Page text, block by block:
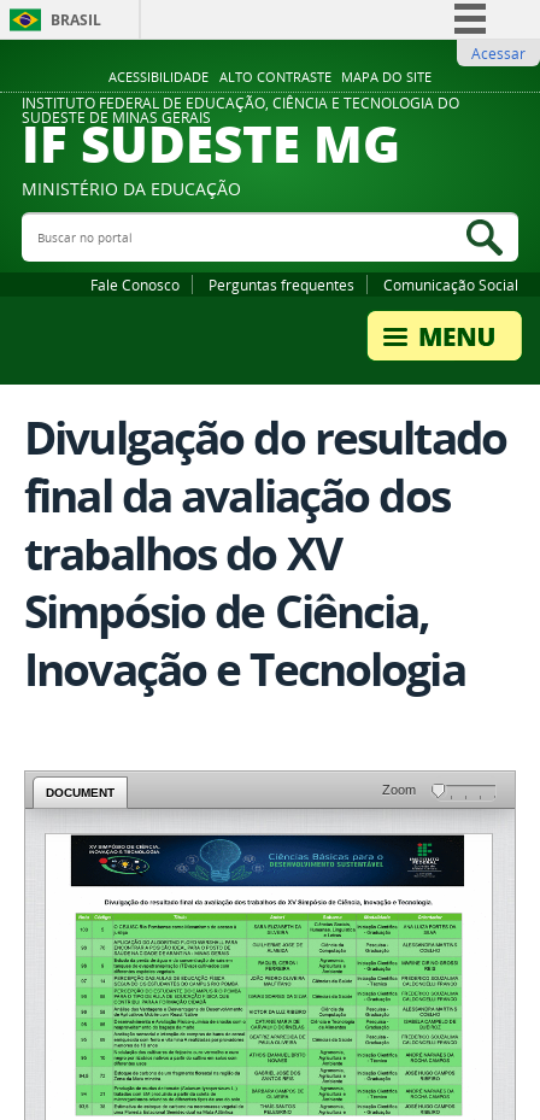
ACESSIBILIDADE ALTO CONTRASTE MAPA DO SITE
BRASIL
Comunica BR
Participe
Legislação
Acessar
INSTITUTO FEDERAL DE EDUCAÇÃO, CIÊNCIA E TECNOLOGIA DO
SUDESTE DE MINAS GERAIS
IF SUDESTE MG
MINISTÉRIO DA EDUCAÇÃO
Buscar no portal
Fale Conosco Perguntas frequentes Comunicação Social
Divulgação do resultado
final da avaliação dos
trabalhos do XV
Simpósio de Ciência,
Inovação e Tecnologia
DOCUMENT Zoom